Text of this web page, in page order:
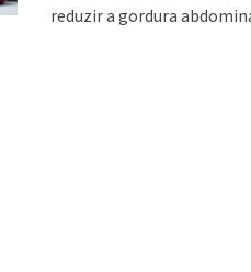
reduzir a gordura